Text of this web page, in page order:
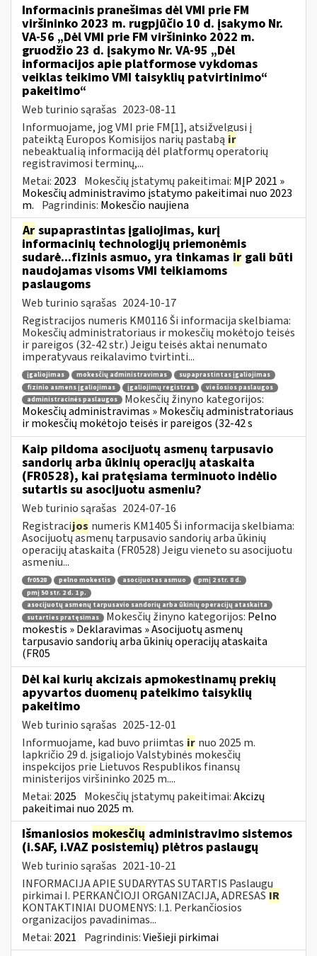
Informacinis pranešimas dėl VMI prie FM
viršininko 2023 m. rugpjūčio 10 d. įsakymo Nr.
VA-56 „Dėl VMI prie FM viršininko 2022 m.
gruodžio 23 d. įsakymo Nr. VA-95 „Dėl
informacijos apie platformose vykdomas
veiklas teikimo VMI taisyklių patvirtinimo“
pakeitimo“
Web turinio sąrašas 2023-08-11
Informuojame, jog VMI prie FM[1], atsižvelgusi į
pateiktą Europos Komisijos narių pastabą ir
nebeaktualią informaciją dėl platformų operatorių
registravimosi terminų,...
Metai: 2023 Mokesčių įstatymų pakeitimai: MĮP 2021 »
Mokesčių administravimo įstatymo pakeitimai nuo 2023
m. Pagrindinis: Mokesčio naujiena
Ar supaprastintas įgaliojimas, kurį
informacinių technologijų priemonėmis
sudarė...fizinis asmuo, yra tinkamas ir gali būti
naudojamas visoms VMI teikiamoms
paslaugoms
Web turinio sąrašas 2024-10-17
Registracijos numeris KM0116 Ši informacija skelbiama:
Mokesčių administratoriaus ir mokesčių mokėtojo teisės
ir pareigos (32-42 str.) Jeigu teisės aktai nenumato
imperatyvaus reikalavimo tvirtinti...
įgaliojimas mokesčių administravimas
supaprastintas įgaliojimas
fizinio asmens įgaliojimas
įgaliojimų registras
viešosios paslaugos
administracinės paslaugos
Mokesčių žinyno kategorijos:
Mokesčių administravimas » Mokesčių administratoriaus
ir mokesčių mokėtojo teisės ir pareigos (32-42 s
Kaip pildoma asocijuotų asmenų tarpusavio
sandorių arba ūkinių operacijų ataskaita
(FR0528), kai pratęsiama terminuoto indėlio
sutartis su asocijuotu asmeniu?
Web turinio sąrašas 2024-07-16
Registracijos numeris KM1405 Ši informacija skelbiama:
Asocijuotų asmenų tarpusavio sandorių arba ūkinių
operacijų ataskaita (FR0528) Jeigu vieneto su asocijuotu
asmeniu...
fr0528 pelno mokestis asocijuotas asmuo
pmį 2 str. 8 d.
pmį 50 str. 2 d. 1 p.
asocijuotų asmenų tarpusavio sandorių arba ūkinių operacijų ataskaita
sutarties pratęsimas
Mokesčių žinyno kategorijos: Pelno
mokestis » Deklaravimas » Asocijuotų asmenų
tarpusavio sandorių arba ūkinių operacijų ataskaita
(FR05
Dėl kai kurių akcizais apmokestinamų prekių
apyvartos duomenų pateikimo taisyklių
pakeitimo
Web turinio sąrašas 2025-12-01
Informuojame, kad buvo priimtas ir nuo 2025 m.
lapkričio 29 d. įsigaliojo Valstybinės mokesčių
inspekcijos prie Lietuvos Respublikos finansų
ministerijos viršininko 2025 m....
Metai: 2025 Mokesčių įstatymų pakeitimai:Akcizų
pakeitimai nuo 2025 m.
Išmaniosios mokesčių administravimo sistemos
(i.SAF, i.VAZ posistemių) plėtros paslaugų
Web turinio sąrašas 2021-10-21
INFORMACIJA APIE SUDARYTAS SUTARTIS Paslaugų
pirkimai I. PERKANČIOJI ORGANIZACIJA, ADRESAS IR
KONTAKTINIAI DUOMENYS: I.1. Perkančiosios
organizacijos pavadinimas...
Metai: 2021 Pagrindinis:Viešieji pirkimai